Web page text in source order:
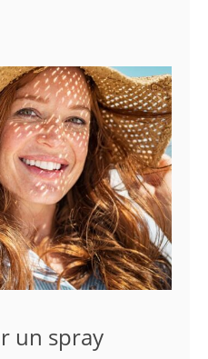
un spray